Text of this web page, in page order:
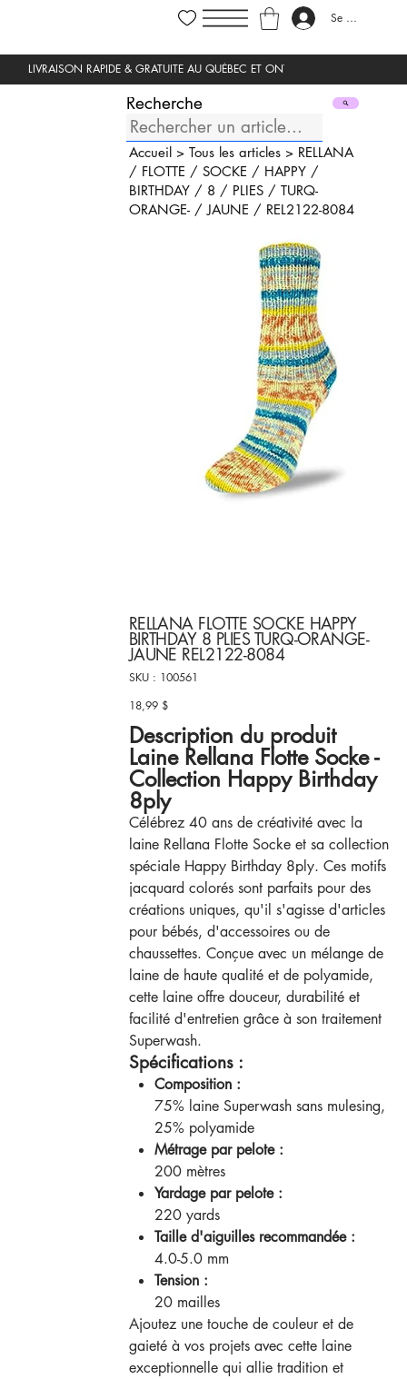
Se connecter
Recherche
Accueil> Tous les articles> RELLANA
/ FLOTTE / SOCKE / HAPPY /
BIRTHDAY / 8 / PLIES / TURQ-
ORANGE- / JAUNE / REL2122-8084
RELLANA FLOTTE SOCKE HAPPY
BIRTHDAY 8 PLIES TURQ-ORANGE-
JAUNE REL2122-8084
SKU :
SKU
100561
100561
Prix
18,99 $
Description du produit
Laine Rellana Flotte Socke -
Collection Happy Birthday
8ply
Célébrez 40 ans de créativité avec la
laine Rellana Flotte Socke et sa collection
spéciale Happy Birthday 8ply. Ces motifs
jacquard colorés sont parfaits pour des
créations uniques, qu'il s'agisse d'articles
pour bébés, d'accessoires ou de
chaussettes. Conçue avec un mélange de
laine de haute qualité et de polyamide,
cette laine offre douceur, durabilité et
facilité d'entretien grâce à son traitement
Superwash.
Spécifications :
Composition :
75% laine Superwash sans mulesing,
25% polyamide
Métrage par pelote :
200 mètres
Yardage par pelote :
220 yards
Taille d'aiguilles recommandée :
4.0-5.0 mm
Tension :
20 mailles
Ajoutez une touche de couleur et de
gaieté à vos projets avec cette laine
exceptionnelle qui allie tradition et